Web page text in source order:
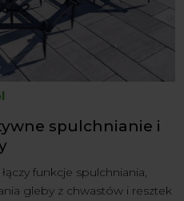
spulchnianie i
łączy funkcje spulchniania,
gleby z chwastów i resztek